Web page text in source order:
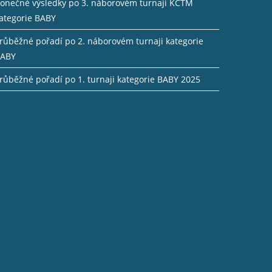
výsledky po 3. náborovém turnaji KCTM
BABY
pořadí po 2. náborovém turnaji kategorie
pořadí po 1. turnaji kategorie BABY 2025